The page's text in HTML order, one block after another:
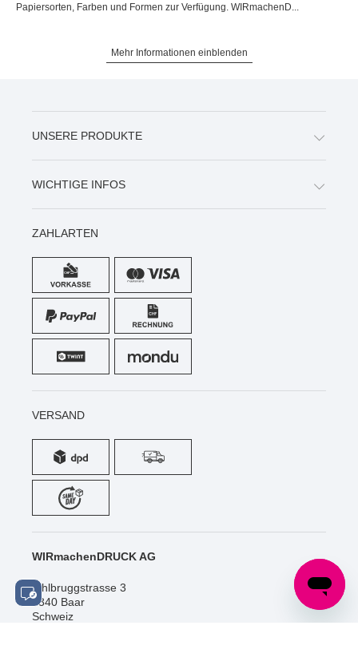
Papiersorten, Farben und Formen zur Verfügung. WIRmachenD...
Mehr Informationen einblenden
UNSERE PRODUKTE
WICHTIGE INFOS
ZAHLARTEN
VERSAND
WIRmachenDRUCK AG
Sihlbruggstrasse 3
6340 Baar
Schweiz